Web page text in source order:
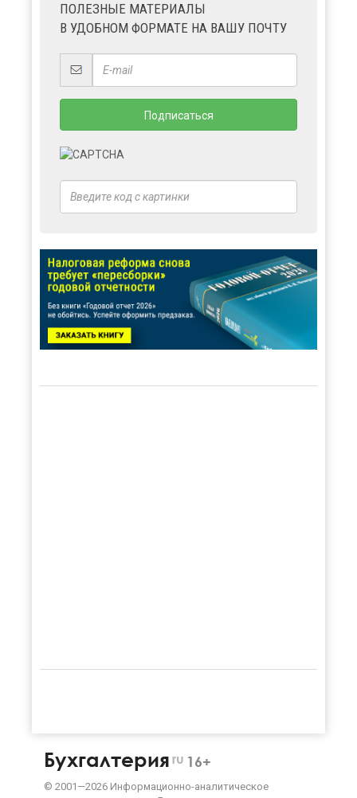
ПОЛЕЗНЫЕ МАТЕРИАЛЫ
В УДОБНОМ ФОРМАТЕ НА ВАШУ ПОЧТУ
Бухгалтерия ru 16+
© 2001—2026 Информационно-аналитическое